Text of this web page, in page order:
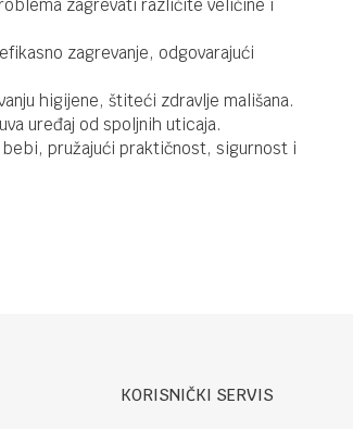
zagrevati različite veličine i
zagrevanje, odgovarajući
higijene, štiteći zdravlje mališana.
uređaj od spoljnih uticaja.
pružajući praktičnost, sigurnost i
Sterilizator
Cangaroo
UREDJAJI
Grejač
KORISNIČKI SERVIS